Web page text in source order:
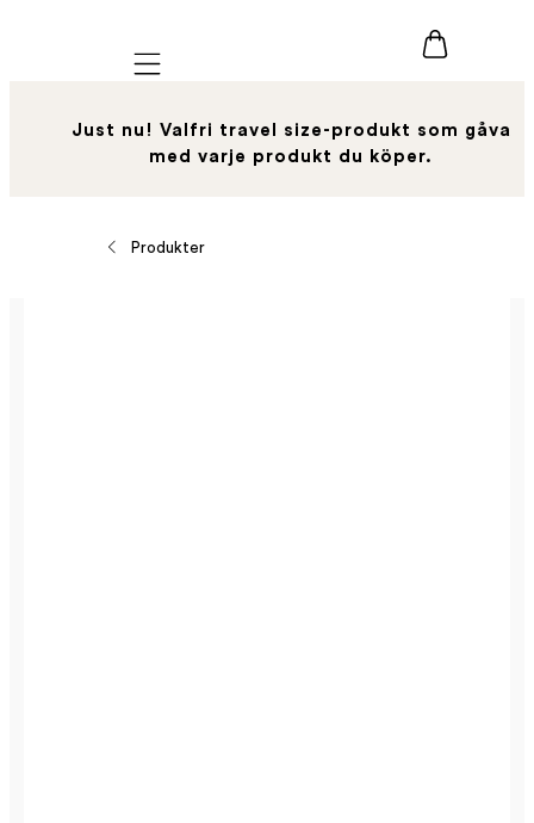
Mobile navigation
Just nu! Valfri travel size-produkt som gåva
med varje produkt du köper.
Produkter